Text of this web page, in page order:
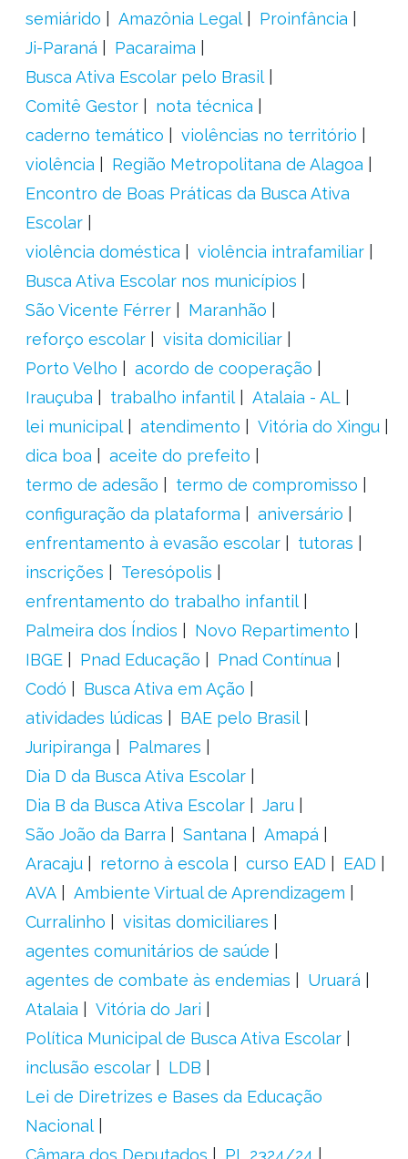
semiárido
Amazônia Legal
Proinfância
Ji-Paraná
Pacaraima
Busca Ativa Escolar pelo Brasil
Comitê Gestor
nota técnica
caderno temático
violências no território
violência
Região Metropolitana de Alagoa
Encontro de Boas Práticas da Busca Ativa
Escolar
violência doméstica
violência intrafamiliar
Busca Ativa Escolar nos municípios
São Vicente Férrer
Maranhão
reforço escolar
visita domiciliar
Porto Velho
acordo de cooperação
Irauçuba
trabalho infantil
Atalaia - AL
lei municipal
atendimento
Vitória do Xingu
dica boa
aceite do prefeito
termo de adesão
termo de compromisso
configuração da plataforma
aniversário
enfrentamento à evasão escolar
tutoras
inscrições
Teresópolis
enfrentamento do trabalho infantil
Palmeira dos Índios
Novo Repartimento
IBGE
Pnad Educação
Pnad Contínua
Codó
Busca Ativa em Ação
atividades lúdicas
BAE pelo Brasil
Juripiranga
Palmares
Dia D da Busca Ativa Escolar
Dia B da Busca Ativa Escolar
Jaru
São João da Barra
Santana
Amapá
Aracaju
retorno à escola curso EAD
EAD
AVA
Ambiente Virtual de Aprendizagem
Curralinho
visitas domiciliares
agentes comunitários de saúde
agentes de combate às endemias
Uruará
Atalaia
Vitória do Jari
Política Municipal de Busca Ativa Escolar
inclusão escolar
LDB
Lei de Diretrizes e Bases da Educação
Nacional
Câmara dos Deputados
PL 2324/24